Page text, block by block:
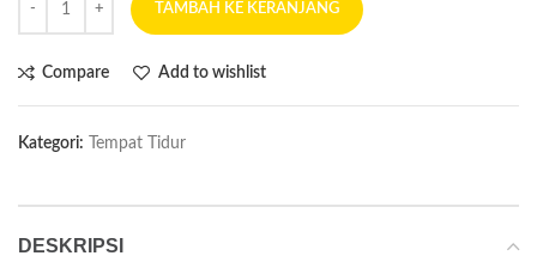
TAMBAH KE KERANJANG
Compare Add to wishlist
Kategori: Tempat Tidur
DESKRIPSI